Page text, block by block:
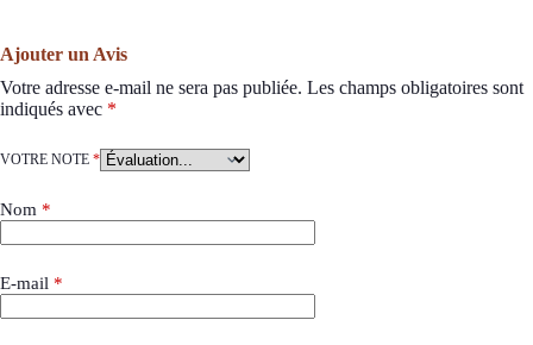
Ajouter un Avis
Votre adresse e-mail ne sera pas publiée. Les champs obligatoires sont
indiqués avec *
VOTRE NOTE *
Nom *
E-mail *